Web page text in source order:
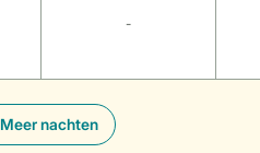
Meer nachten
-